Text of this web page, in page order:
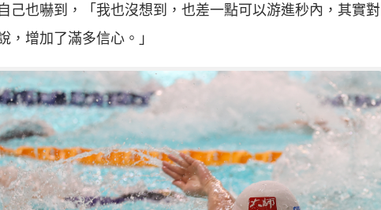
己也嚇到，「我也沒想到，也差一點可以游進秒內，其實對
，增加了滿多信心。」